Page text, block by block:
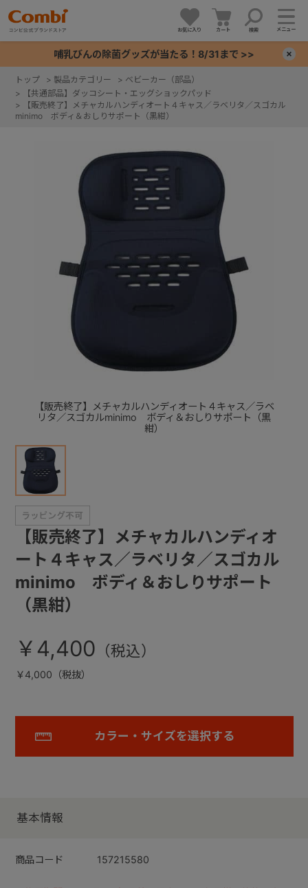
お気に入り カート 検索 メニュー
哺乳びんの除菌グッズが当たる！8/31まで >>
トップ > 製品カテゴリー > ベビーカー（部品）
>
【共通部品】ダッコシート・エッグショックパッド
>
【販売終了】メチャカルハンディオート４キャス／ラベリタ／スゴカル
minimo ボディ＆おしりサポート（黒紺）
【販売終了】メチャカルハンディオート４キャス／ラベ
リタ／スゴカルminimo ボディ＆おしりサポート（黒
紺）
【販売終了】メチャカルハンディオ
ート４キャス／ラベリタ／スゴカル
minimo ボディ＆おしりサポート
（黒紺）
￥4,400
￥4,000（税抜）
カラー・サイズを選択する
基本情報
商品コード 157215580